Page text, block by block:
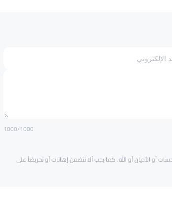
1000/1000
أو الأديان أو الله. كما يجب ألا تتضمن إهانات أو تحريضاً على